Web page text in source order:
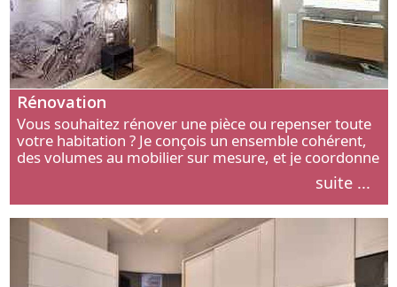
Rénovation
Vous souhaitez rénover une pièce ou repenser toute
votre habitation ? Je conçois un ensemble cohérent,
des volumes au mobilier sur mesure, et je coordonne
suite ...